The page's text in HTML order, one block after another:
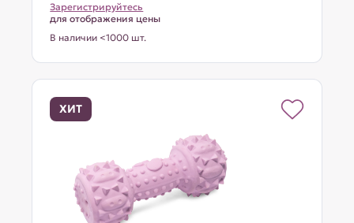
Зарегистрируйтесь
для отображения цены
В наличии <1000 шт.
ХИТ